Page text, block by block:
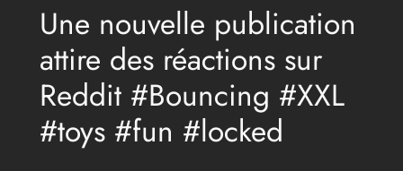
Une nouvelle publication
attire des réactions sur
Reddit #Bouncing #XXL
#toys #fun #locked